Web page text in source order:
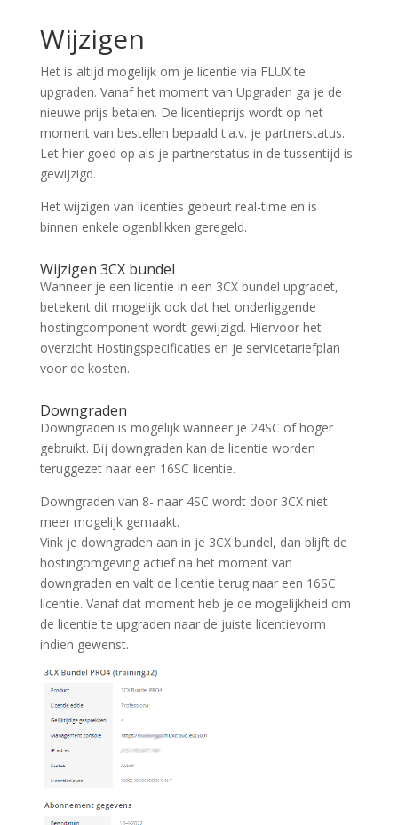
Wijzigen
Het is altijd mogelijk om je licentie via FLUX te
upgraden. Vanaf het moment van Upgraden ga je de
nieuwe prijs betalen. De licentieprijs wordt op het
moment van bestellen bepaald t.a.v. je partnerstatus.
Let hier goed op als je partnerstatus in de tussentijd is
gewijzigd.
Het wijzigen van licenties gebeurt real-time en is
binnen enkele ogenblikken geregeld.
Wijzigen 3CX bundel
Wanneer je een licentie in een 3CX bundel upgradet,
betekent dit mogelijk ook dat het onderliggende
hostingcomponent wordt gewijzigd. Hiervoor het
overzicht Hostingspecificaties en je servicetariefplan
voor de kosten.
Downgraden
Downgraden is mogelijk wanneer je 24SC of hoger
gebruikt. Bij downgraden kan de licentie worden
teruggezet naar een 16SC licentie.
Downgraden van 8- naar 4SC wordt door 3CX niet
meer mogelijk gemaakt.
Vink je downgraden aan in je 3CX bundel, dan blijft de
hostingomgeving actief na het moment van
downgraden en valt de licentie terug naar een 16SC
licentie. Vanaf dat moment heb je de mogelijkheid om
de licentie te upgraden naar de juiste licentievorm
indien gewenst.